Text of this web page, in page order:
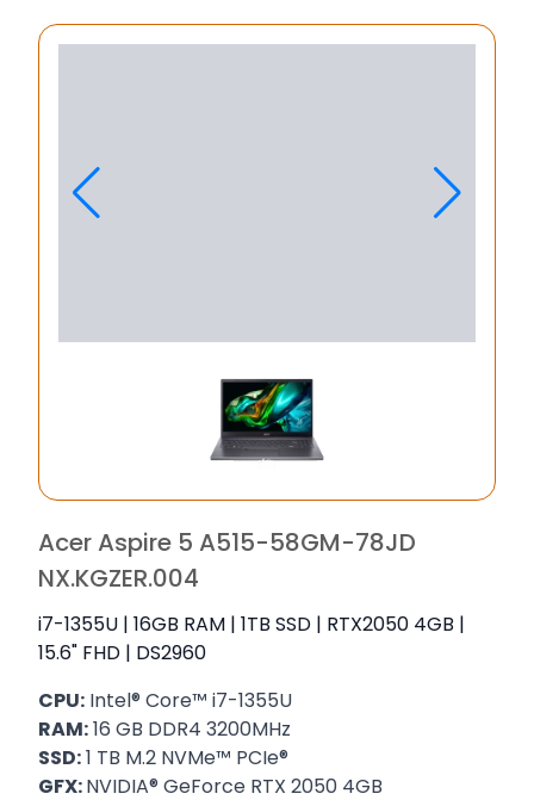
Acer Aspire 5 A515-58GM-78JD
NX.KGZER.004
i7-1355U | 16GB RAM | 1TB SSD | RTX2050 4GB |
15.6" FHD | DS2960
CPU: Intel® Core™ i7-1355U
RAM:16 GB DDR4 3200MHz
SSD:1 TB M.2 NVMe™ PCIe®
GFX:NVIDIA® GeForce RTX 2050 4GB